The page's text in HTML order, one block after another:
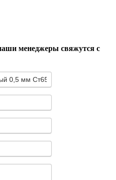
менеджеры свяжутся с